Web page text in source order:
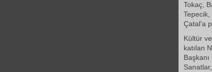
Tokaç,
Çatal'a
Kültür
katılan